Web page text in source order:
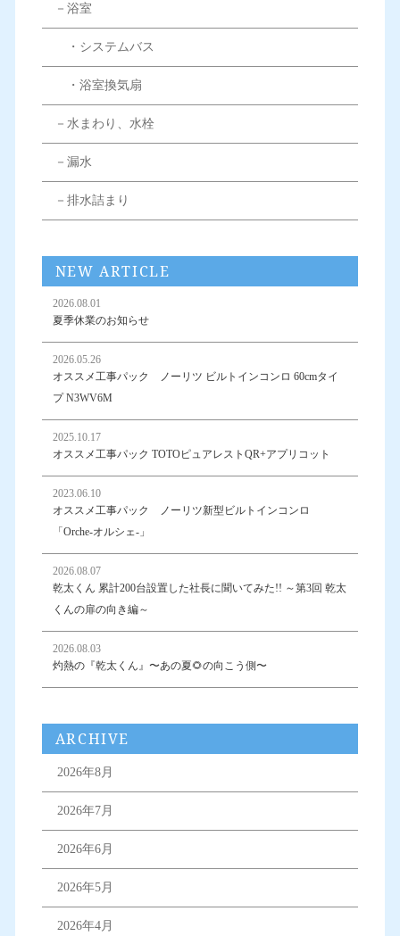
－浴室
・システムバス
・浴室換気扇
－水まわり、水栓
－漏水
－排水詰まり
NEW ARTICLE
2026.08.01
夏季休業のお知らせ
2026.05.26
オススメ工事パック ノーリツ ビルトインコンロ 60cmタイ
プ N3WV6M
2025.10.17
オススメ工事パック TOTOピュアレストQR+アプリコット
2023.06.10
オススメ工事パック ノーリツ新型ビルトインコンロ
「Orche-オルシェ-」
2026.08.07
乾太くん 累計200台設置した社長に聞いてみた!! ～第3回 乾太
くんの扉の向き編～
2026.08.03
灼熱の『乾太くん』〜あの夏🌻の向こう側〜
ARCHIVE
2026年8月
2026年7月
2026年6月
2026年5月
2026年4月